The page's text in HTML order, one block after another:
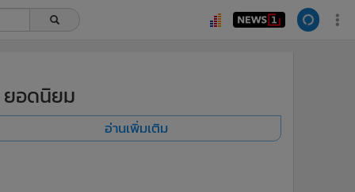
ยอดนิยม
อ่านเพิ่มเติม